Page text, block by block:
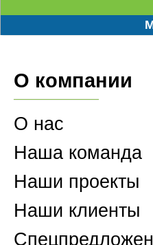
О компании
О нас
Наша команда
Наши проекты
Наши клиенты